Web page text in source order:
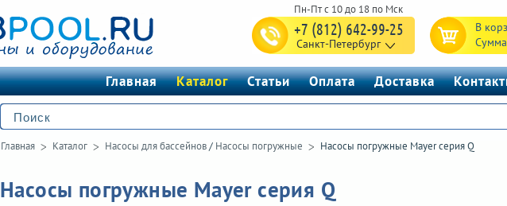
В
+7 (812) 642-99-25
Санкт-Петербург
Главная Каталог Статьи Оплата Доставка
Главная Каталог Насосы для бассейнов/ Насосы погружные Насосы погружные Mayer серия Q
Насосы погружные Mayer серия Q